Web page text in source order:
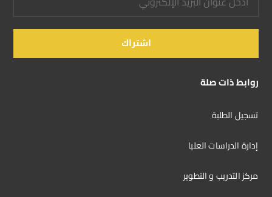
روابط ذات صلة
تسجيل الطلبة
إدارة الدراسات العليا
مركز التدريب و التطوير